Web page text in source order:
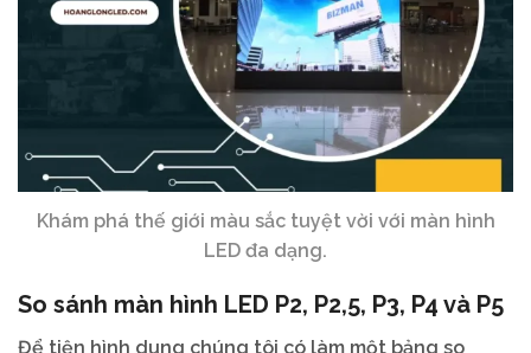
Khám phá thế giới màu sắc tuyệt vời với màn hình
LED đa dạng.
So sánh màn hình LED P2, P2,5, P3, P4 và P5
Để tiện hình dung chúng tôi có làm một bảng so